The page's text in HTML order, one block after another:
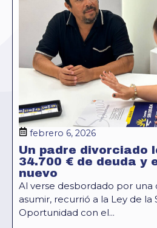
febrero 6, 2026
Un padre divorciado
34.700 € de deuda y
nuevo
Al verse desbordado por
asumir, recurrió a la Ley de la
Oportunidad con el...